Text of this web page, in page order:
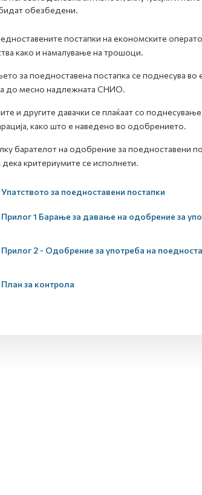
обезбедени.
постапки на економските
како и намалување на трошоци.
за поедноставена постапка се поднесува
до месно надлежната СНИО.
и другите давачки се плаќаат со
како што е наведено во одобрението.
барателот на одобрение за поедноставени
дека критериумите се исполнети.
Упатството за поедноставени постапки
Прилог 1 Барање за давање на одобрение за
Прилог 2 - Одобрение за употреба на
План за контрола